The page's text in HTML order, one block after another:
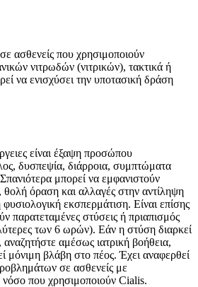
ασθενείς που χρησιμοποιούν
νιτρωδών (νιτρικών), τακτικά ή
να ενισχύσει την υποτασική δράση
είναι έξαψη προσώπου
δυσπεψία, διάρροια, συμπτώματα
μπορεί να εμφανιστούν
όραση και αλλαγές στην αντίληψη
εκσπερμάτιση. Είναι επίσης
παρατεταμένες στύσεις ή πριαπισμός
των 6 ωρών). Εάν η στύση διαρκεί
αμέσως ιατρική βοήθεια,
μόνιμη βλάβη στο πέος. Έχει αναφερθεί
σε ασθενείς με
που χρησιμοποιούν Cialis.